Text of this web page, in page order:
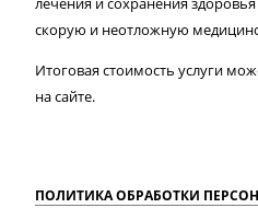
скорую и неотложную
Итоговая стоимость услуги
на сайте.
ПОЛИТИКА ОБРАБОТКИ